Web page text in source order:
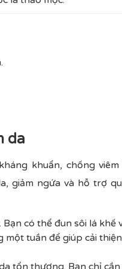
da
khuẩn, chống
giảm ngứa và hỗ trợ
có thể đun sôi lá khế
một tuần để giúp cải
tổn thương. Bạn chỉ